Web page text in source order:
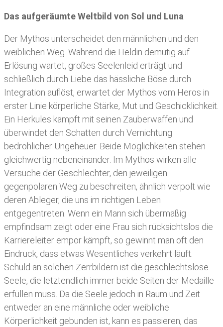
Das aufgeräumte Weltbild von Sol und Luna
Der Mythos unterscheidet den männlichen und den
weiblichen Weg. Während die Heldin demütig auf
Erlösung wartet, großes Seelenleid erträgt und
schließlich durch Liebe das hässliche Böse durch
Integration auflöst, erwartet der Mythos vom Heros in
erster Linie körperliche Stärke, Mut und Geschicklichkeit.
Ein Herkules kämpft mit seinen Zauberwaffen und
überwindet den Schatten durch Vernichtung
bedrohlicher Ungeheuer. Beide Möglichkeiten stehen
gleichwertig nebeneinander. Im Mythos wirken alle
Versuche der Geschlechter, den jeweiligen
gegenpolaren Weg zu beschreiten, ähnlich verpolt wie
deren Ableger, die uns im richtigen Leben
entgegentreten. Wenn ein Mann sich übermäßig
empfindsam zeigt oder eine Frau sich rücksichtslos die
Karriereleiter empor kämpft, so gewinnt man oft den
Eindruck, dass etwas Wesentliches verkehrt läuft.
Schuld an solchen Zerrbildern ist die geschlechtslose
Seele, die letztendlich immer beide Seiten der Medaille
erfüllen muss. Da die Seele jedoch in Raum und Zeit
entweder an eine männliche oder weibliche
Körperlichkeit gebunden ist, kann es passieren, das